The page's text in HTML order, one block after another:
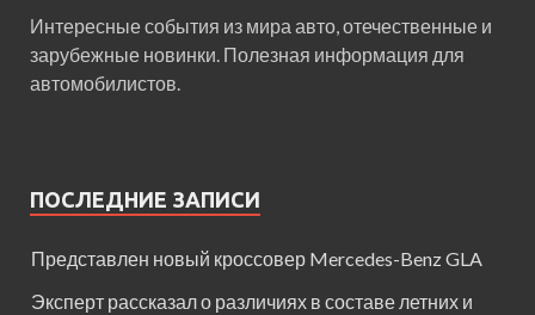
Интересные события из мира авто, отечественные и
зарубежные новинки. Полезная информация для
автомобилистов.
ПОСЛЕДНИЕ ЗАПИСИ
Представлен новый кроссовер Mercedes-Benz GLA
Эксперт рассказал о различиях в составе летних и